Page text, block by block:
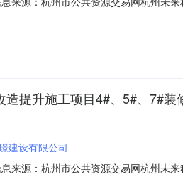
15，投标文件递交时间：2023/05/29
提升施工项目4#、5#、7#装
建设有限公司
来源：杭州市公共资源交易网杭州未